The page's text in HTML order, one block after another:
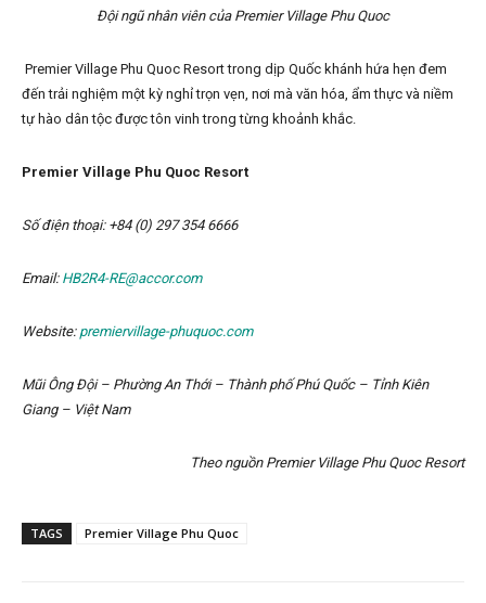
Đội ngũ nhân viên của Premier Village Phu Quoc
Premier Village Phu Quoc Resort trong dịp Quốc khánh hứa hẹn đem
đến trải nghiệm một kỳ nghỉ trọn vẹn, nơi mà văn hóa, ẩm thực và niềm
tự hào dân tộc được tôn vinh trong từng khoảnh khắc.
Premier Village Phu Quoc Resort
Số điện thoại: +84 (0) 297 354 6666
Email: HB2R4-RE@accor.com
Website: premiervillage-phuquoc.com
Mũi Ông Đội – Phường An Thới – Thành phố Phú Quốc – Tỉnh Kiên
Giang – Việt Nam
Theo nguồn Premier Village Phu Quoc Resort
TAGS Premier Village Phu Quoc